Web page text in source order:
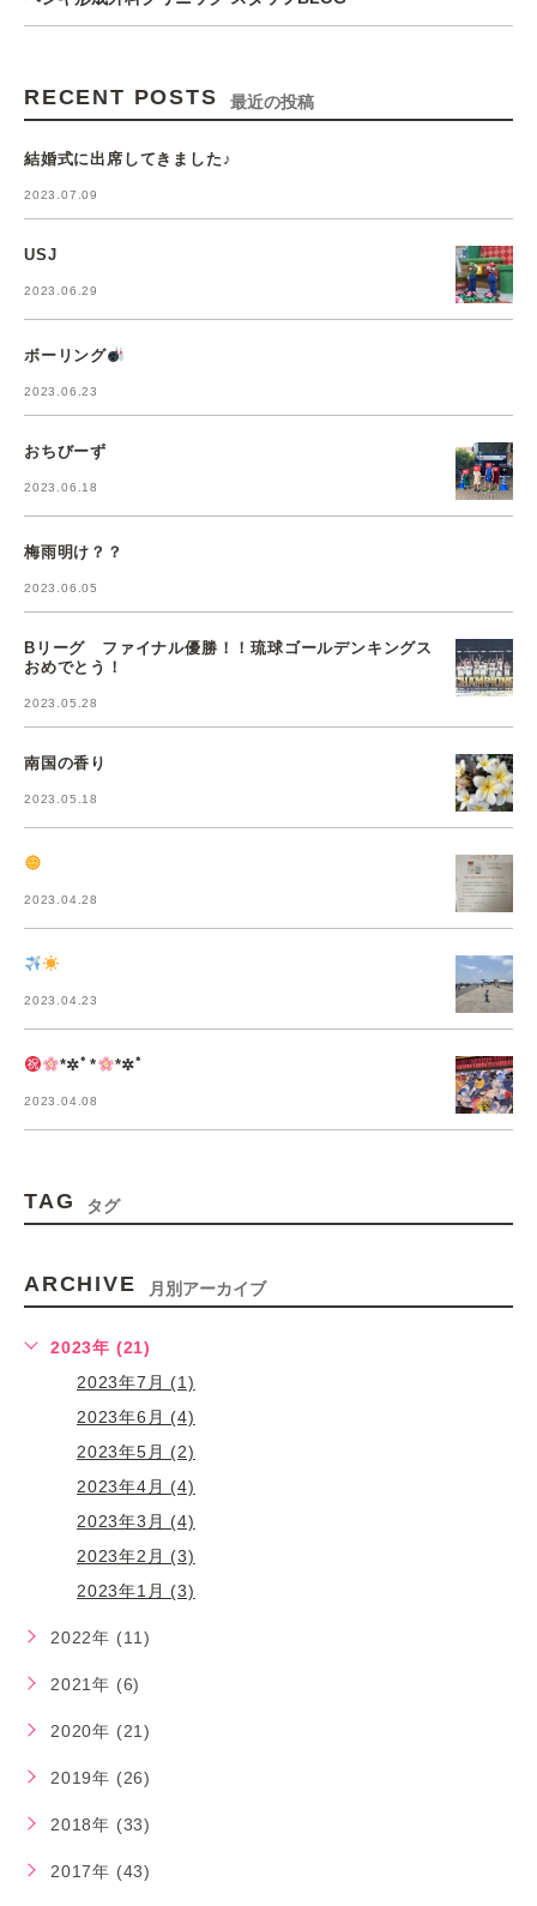
RECENT POSTS 最近の投稿
結婚式に出席してきました♪
2023.07.09
USJ
2023.06.29
ボーリング
2023.06.23
おちびーず
2023.06.18
梅雨明け？？
2023.06.05
Bリーグ ファイナル優勝！！琉球ゴールデンキングス
おめでとう！
2023.05.28
南国の香り
2023.05.18
2023.04.28
2023.04.23
*✲ﾟ* *✲ﾟ
2023.04.08
TAG タグ
ARCHIVE 月別アーカイブ
2023年 (21)
2023年7月 (1)
2023年6月 (4)
2023年5月 (2)
2023年4月 (4)
2023年3月 (4)
2023年2月 (3)
2023年1月 (3)
2022年 (11)
2021年 (6)
2020年 (21)
2019年 (26)
2018年 (33)
2017年 (43)